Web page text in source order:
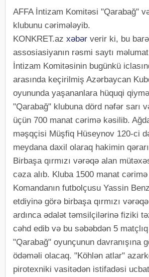
AFFA İntizam Komitəsi "Qarabağ"
klubunu cərimələyib.
KONKRET.az xəbər verir ki, bu
assosiasiyanın rəsmi saytı
İntizam Komitəsinin bugünkü
arasında keçirilmiş Azərbaycan
oyununda yaşananlara hüquqi
"Qarabağ" klubuna dörd nəfər sarı
üçün 700 manat cərimə kəsilib.
məşqçisi Müşfiq Hüseynov 120-ci
meydana daxil olaraq hakimin
Birbaşa qırmızı vərəqə alan
cəza alıb. Kluba 1500 manat
Komandanın futbolçusu Yassin
etdiyinə görə birbaşa qırmızı
ardınca ədalət təmsilçilərinə fiziki
cəhd edib və bu səbəbdən 5
"Qarabağ" oyunçunun davranışına
ödəməli olacaq. "Köhlən atlar"
pirotexniki vasitədən istifadəsi